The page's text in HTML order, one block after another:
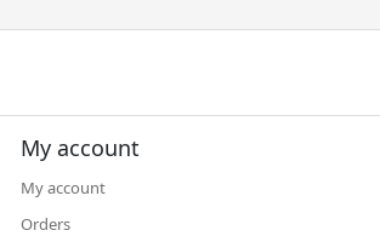
My account
My account
Orders